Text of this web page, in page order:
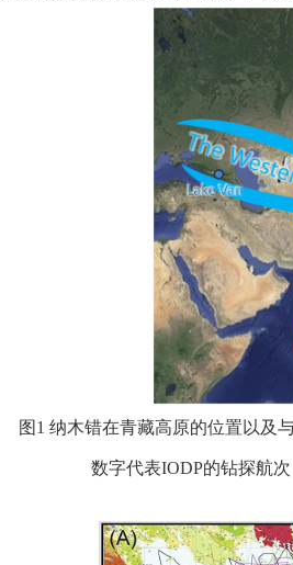
图1 纳木错在青藏高原的位置以及
数字代表IODP的钻探航